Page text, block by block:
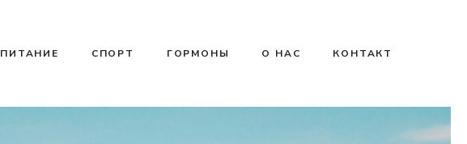
ПИТАНИЕ СПОРТ ГОРМОНЫ О НАС КОНТАКТ